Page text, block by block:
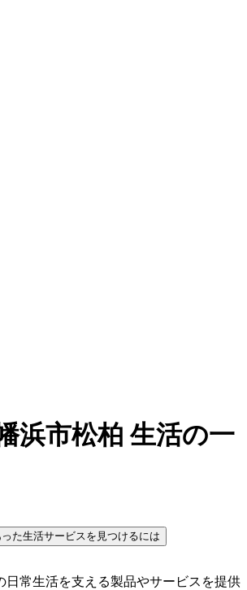
浜市松柏 生活の一
た生活サービスを見つけるには
日常生活を支える製品やサービスを提供